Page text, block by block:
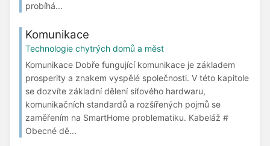
probíhá...
Komunikace
Technologie chytrých domů a měst
Komunikace Dobře fungující komunikace je základem
prosperity a znakem vyspělé společnosti. V této kapitole
se dozvíte základní dělení síťového hardwaru,
komunikačních standardů a rozšířených pojmů se
zaměřením na SmartHome problematiku. Kabeláž #
Obecné dě...